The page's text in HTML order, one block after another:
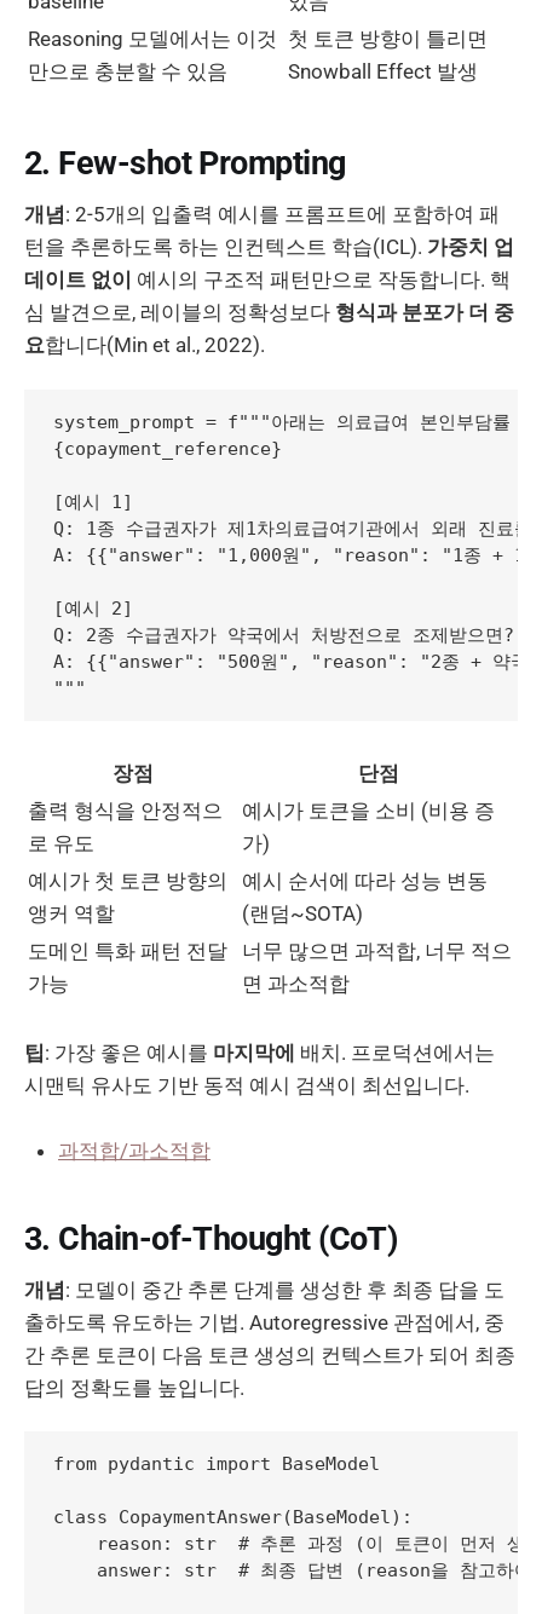
Reasoning 모델에서는 이것
만으로 충분할 수 있음
첫 토큰 방향이 틀리면
Snowball Effect 발생
2. Few-shot Prompting
개념: 2-5개의 입출력 예시를 프롬프트에 포함하여 패
턴을 추론하도록 하는 인컨텍스트 학습(ICL). 가중치 업
데이트 없이 예시의 구조적 패턴만으로 작동합니다. 핵
심 발견으로, 레이블의 정확성보다 형식과 분포가 더 중
요합니다(Min et al., 2022).
system_prompt = f"""아래는 의료급여 본인부담률 참
{copayment_reference}
[예시 1]
Q: 1종 수급권자가 제1차의료급여기관에서 외래 진료를
A: {{"answer": "1,000원", "reason": "1종 + 1
[예시 2]
Q: 2종 수급권자가 약국에서 처방전으로 조제받으면?
A: {{"answer": "500원", "reason": "2종 + 약국
장점
단점
출력 형식을 안정적으
로 유도
예시가 토큰을 소비 (비용 증
가)
예시가 첫 토큰 방향의
앵커 역할
예시 순서에 따라 성능 변동
(랜덤~SOTA)
도메인 특화 패턴 전달
가능
너무 많으면 과적합, 너무 적으
면 과소적합
팁: 가장 좋은 예시를 마지막에 배치. 프로덕션에서는
시맨틱 유사도 기반 동적 예시 검색이 최선입니다.
과적합/과소적합
3. Chain-of-Thought (CoT)
개념: 모델이 중간 추론 단계를 생성한 후 최종 답을 도
출하도록 유도하는 기법. Autoregressive 관점에서, 중
간 추론 토큰이 다음 토큰 생성의 컨텍스트가 되어 최종
답의 정확도를 높입니다.
from pydantic import BaseModel
class CopaymentAnswer(BaseModel):
reason: str  # 추론 과정 (이 토큰이 먼저 생
answer: str  # 최종 답변 (reason을 참고하여